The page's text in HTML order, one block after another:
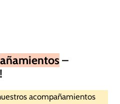
–
acompañamientos